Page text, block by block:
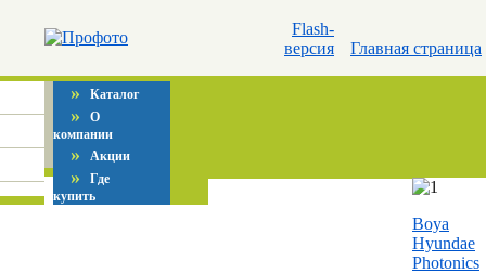
Flash-
версия
Главная страница
» Каталог
» О
компании
» Акции
» Где
купить
Boya
Hyundae
Photonics